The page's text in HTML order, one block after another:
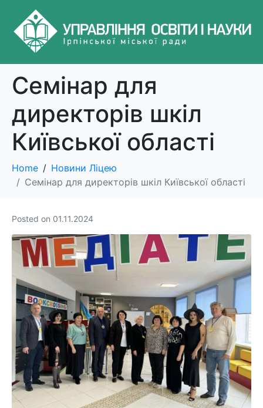
Семінар для
директорів шкіл
Київської області
Home
Новини Ліцею
Семінар для директорів шкіл Київської області
Posted on 01.11.2024